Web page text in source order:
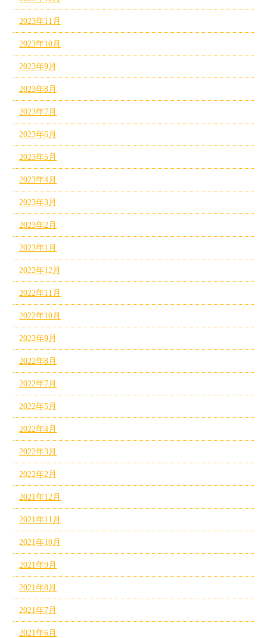
2023年11月
2023年10月
2023年9月
2023年8月
2023年7月
2023年6月
2023年5月
2023年4月
2023年3月
2023年2月
2023年1月
2022年12月
2022年11月
2022年10月
2022年9月
2022年8月
2022年7月
2022年5月
2022年4月
2022年3月
2022年2月
2021年12月
2021年11月
2021年10月
2021年9月
2021年8月
2021年7月
2021年6月